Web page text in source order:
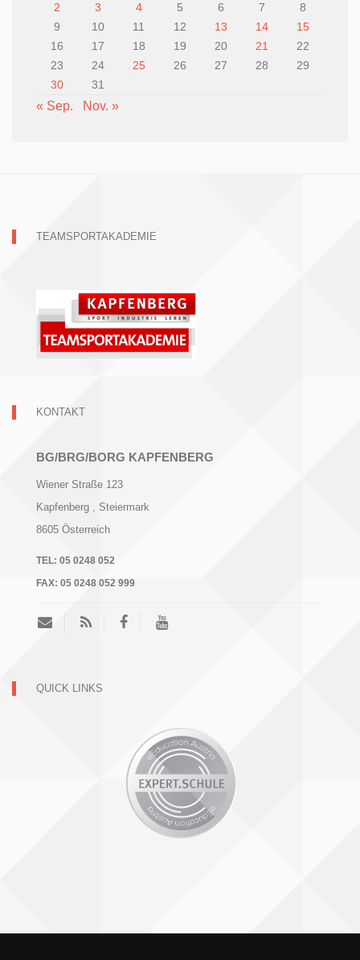
2
3 4 5 6 7
8
9
10 11 12 13 14
15
16
17 18 19 20 21
22
23
24 25 26 27 28
29
30
31
« Sep. Nov. »
TEAMSPORTAKADEMIE
KONTAKT
BG/BRG/BORG KAPFENBERG
Wiener Straße 123
Kapfenberg , Steiermark
8605 Österreich
TEL: 05 0248 052
FAX: 05 0248 052 999
QUICK LINKS